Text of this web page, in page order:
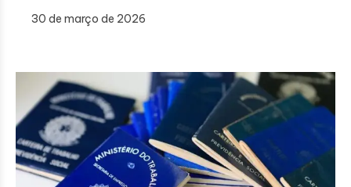
30 de março de 2026